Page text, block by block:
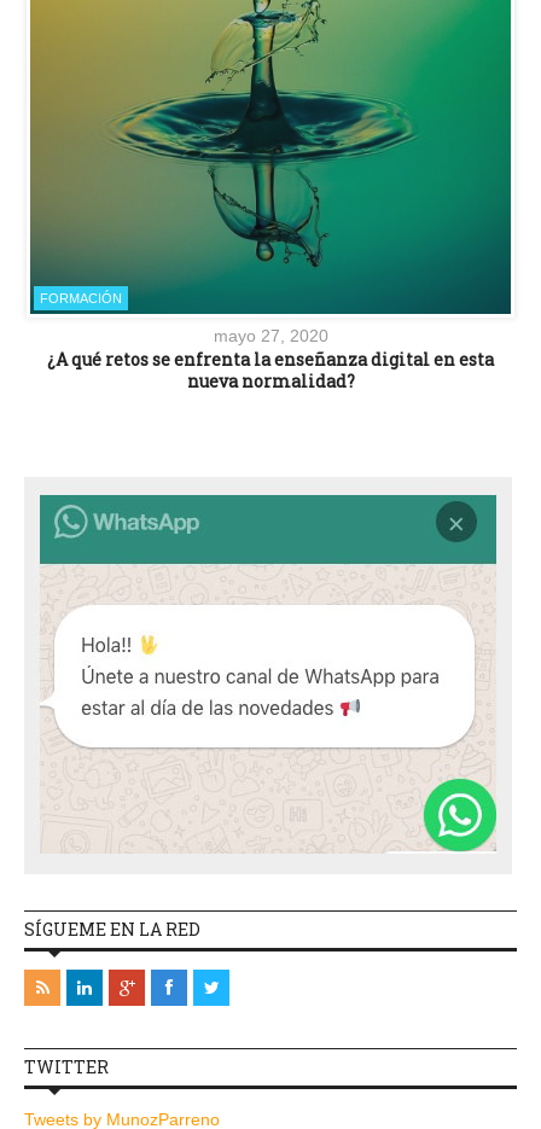
FORMACIÓN
mayo 27, 2020
¿A qué retos se enfrenta la enseñanza digital en esta
nueva normalidad?
SÍGUEME EN LA RED
TWITTER
Tweets by MunozParreno